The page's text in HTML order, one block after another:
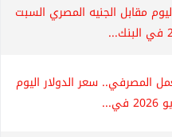
مقابل الجنيه المصري السبت
المصرفي.. سعر الدولار اليوم